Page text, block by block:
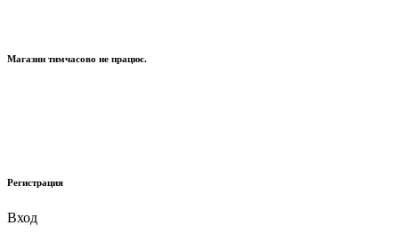
Магазин тимчасово не працює.
Регистрация
Вход